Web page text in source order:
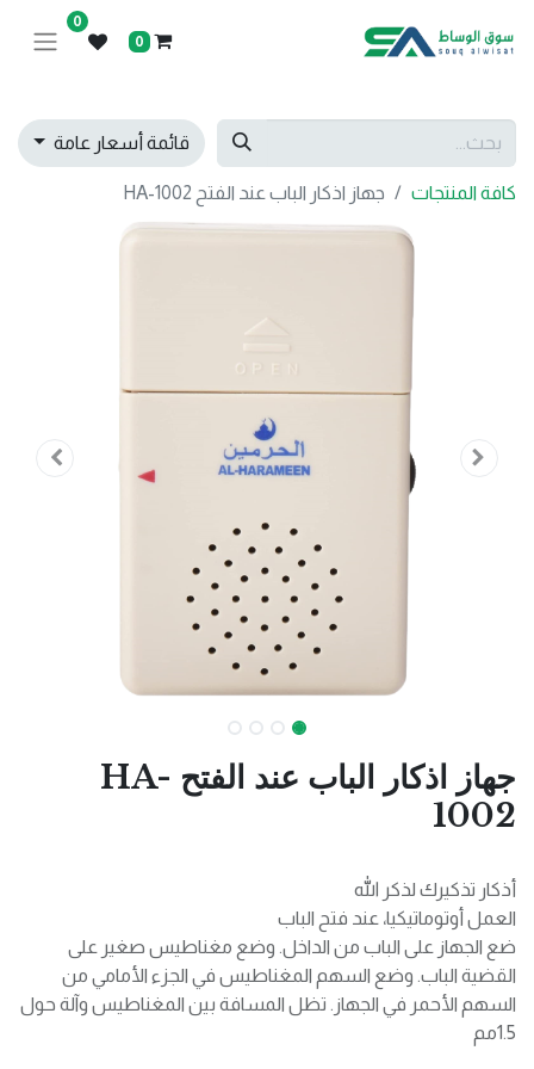
0
0
قائمة أسعار عامة
كافة المنتجات جهاز اذكار الباب عند الفتح HA-1002
جهاز اذكار الباب عند الفتح HA-
1002
أذكار تذكيرك لذكر الله
العمل أوتوماتيكيا، عند فتح الباب
ضع الجهاز على الباب من الداخل. وضع مغناطيس صغير على
القضية الباب. وضع السهم المغناطيس في الجزء الأمامي من
السهم الأحمر في الجهاز. تظل المسافة بين المغناطيس وآلة حول
1.5مم